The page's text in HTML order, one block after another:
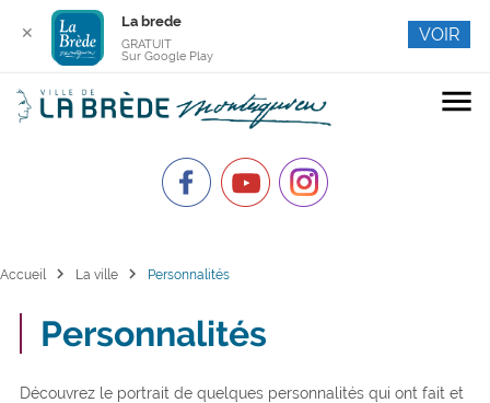
menu
Accueil chevron_right La ville chevron_right Personnalités
Personnalités
Découvrez le portrait de quelques personnalités qui ont fait et
✕
La brede
GRATUIT
Sur Google Play
VOIR